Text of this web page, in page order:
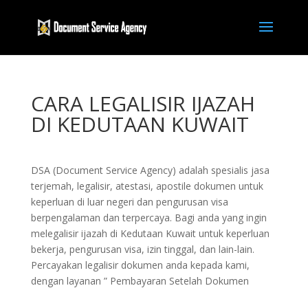
CARA LEGALISIR IJAZAH
DI KEDUTAAN KUWAIT
DSA (Document Service Agency) adalah spesialis jasa
terjemah, legalisir, atestasi, apostile dokumen untuk
keperluan di luar negeri dan pengurusan visa
berpengalaman dan terpercaya. Bagi anda yang ingin
melegalisir ijazah di Kedutaan Kuwait untuk keperluan
bekerja, pengurusan visa, izin tinggal, dan lain-lain.
Percayakan legalisir dokumen anda kepada kami,
dengan layanan ” Pembayaran Setelah Dokumen